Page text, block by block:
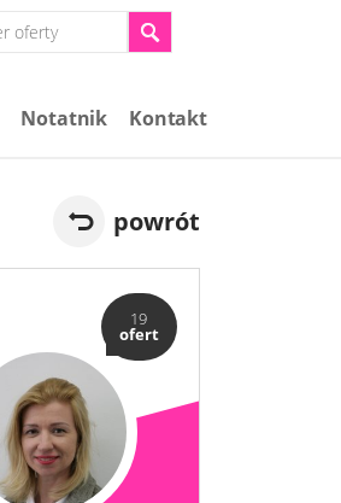
Notatnik Kontakt
powrót
19
ofert